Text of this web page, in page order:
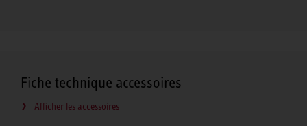
Fiche technique accessoires
Afficher les accessoires